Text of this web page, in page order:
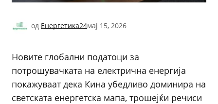
од Енергетика24мај 15, 2026
Новите глобални податоци за
потрошувачката на електрична енергија
покажуваат дека Кина убедливо доминира на
светската енергетска мапа, трошејќи речиси